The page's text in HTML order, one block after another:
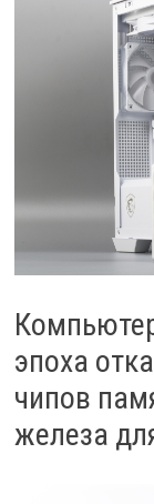
эпоха
чипов
железа